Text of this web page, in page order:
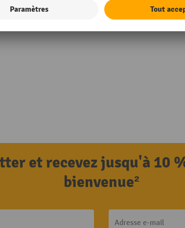
et recevez jusqu'à 10
bienvenue²
Adresse e-mail